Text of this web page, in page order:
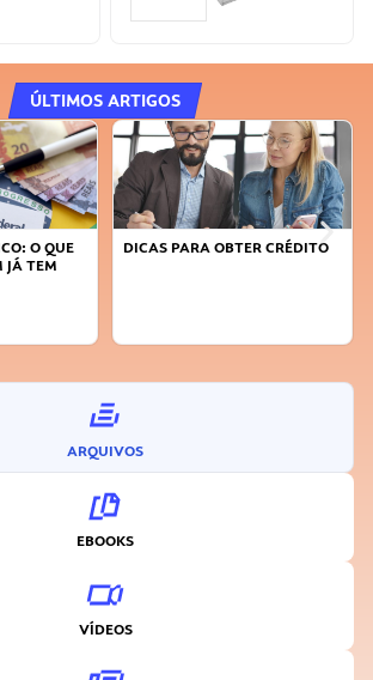
ÚLTIMOS ARTIGOS
CRÉDITO
FAÇA A DIFERENÇA: SEJA
ARQUIVOS
EBOOKS
VÍDEOS